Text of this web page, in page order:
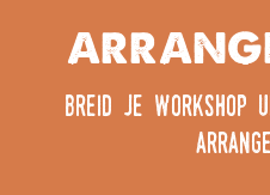
breid je workshop